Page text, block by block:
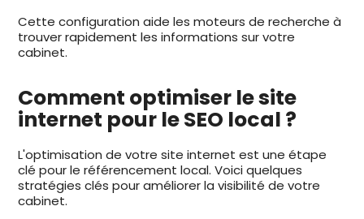
Cette configuration aide les moteurs de recherche à
trouver rapidement les informations sur votre
cabinet.
Comment optimiser le site
internet pour le SEO local ?
L'optimisation de votre site internet est une étape
clé pour le référencement local. Voici quelques
stratégies clés pour améliorer la visibilité de votre
cabinet.